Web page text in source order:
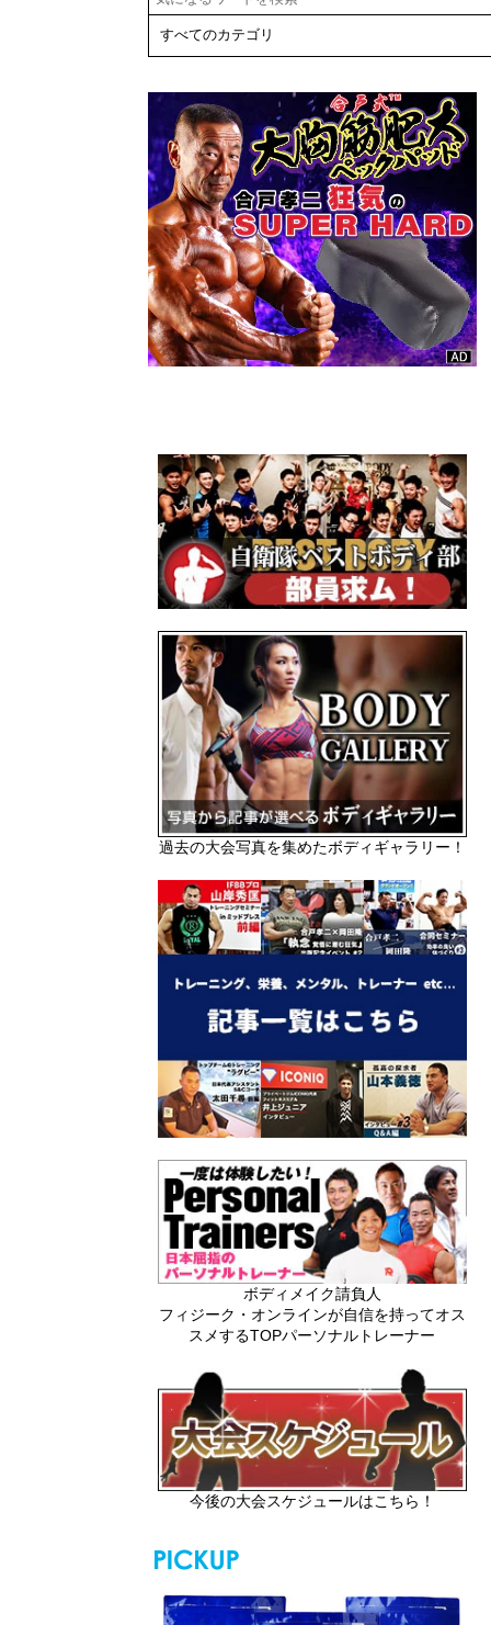
過去の大会写真を集めたボディギャラリー！
ボディメイク請負人
フィジーク・オンラインが自信を持ってオス
スメするTOPパーソナルトレーナー
今後の大会スケジュールはこちら！